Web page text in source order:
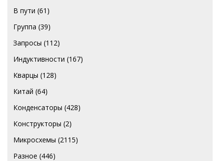
В пути (61)
Группа (39)
Запросы (112)
Индуктивности (167)
Кварцы (128)
Китай (64)
Конденсаторы (428)
Конструкторы (2)
Микросхемы (2115)
Разное (446)